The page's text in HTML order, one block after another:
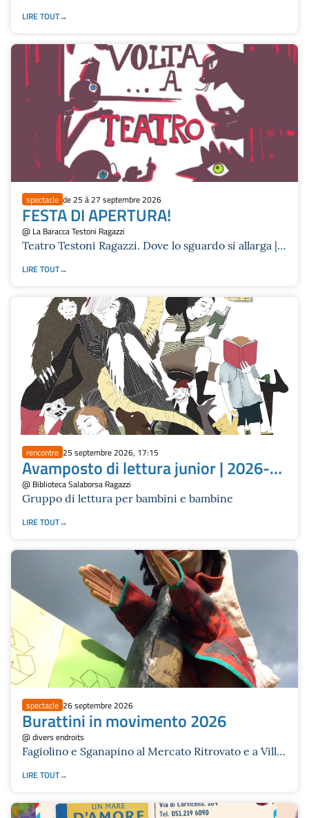
LIRE TOUT
spectacle de 25 à 27 septembre 2026
FESTA DI APERTURA!
@ La Baracca Testoni Ragazzi
Teatro Testoni Ragazzi. Dove lo sguardo si allarga |
LIRE TOUT
rencontre 25 septembre 2026, 17:15
Avamposto di lettura junior | 2026-
27
@ Biblioteca Salaborsa Ragazzi
Gruppo di lettura per bambini e bambine
LIRE TOUT
spectacle 26 septembre 2026
Burattini in movimento 2026
@ divers endroits
Fagiolino e Sganapino al Mercato Ritrovato e a Villa
LIRE TOUT